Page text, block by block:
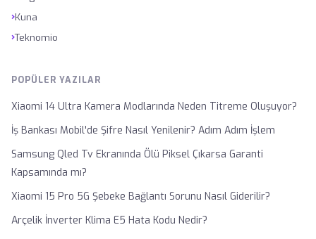
›Kuna
›Teknomio
POPÜLER YAZILAR
Xiaomi 14 Ultra Kamera Modlarında Neden Titreme Oluşuyor?
İş Bankası Mobil'de Şifre Nasıl Yenilenir? Adım Adım İşlem
Samsung Qled Tv Ekranında Ölü Piksel Çıkarsa Garanti
Kapsamında mı?
Xiaomi 15 Pro 5G Şebeke Bağlantı Sorunu Nasıl Giderilir?
Arçelik İnverter Klima E5 Hata Kodu Nedir?